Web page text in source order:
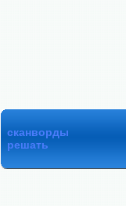
сканворды
решать